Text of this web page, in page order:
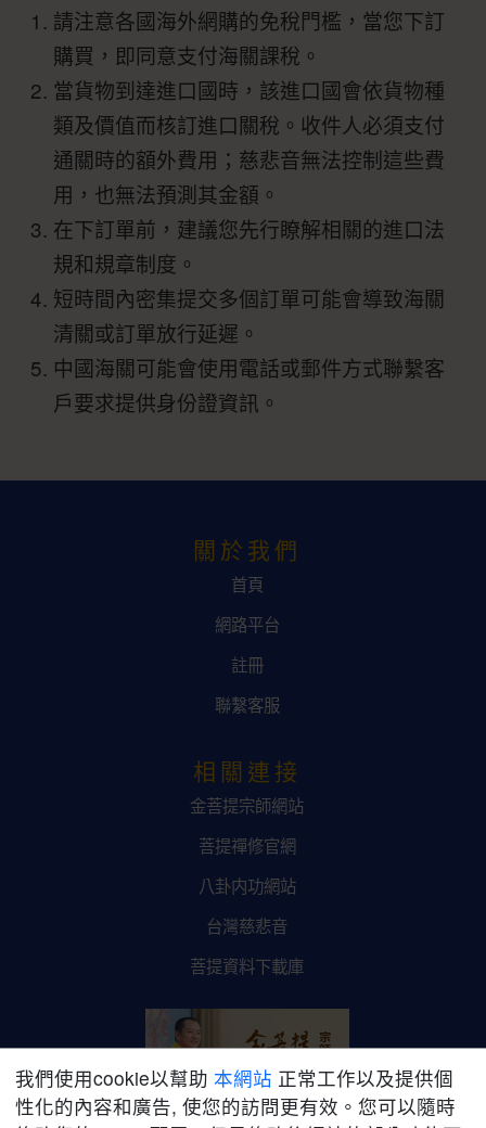
請注意各國海外網購的免稅門檻，當您下訂
購買，即同意支付海關課稅。
當貨物到達進口國時，該進口國會依貨物種
類及價值而核訂進口關稅。收件人必須支付
通關時的額外費用；慈悲音無法控制這些費
用，也無法預測其金額。
在下訂單前，建議您先行瞭解相關的進口法
規和規章制度。
短時間內密集提交多個訂單可能會導致海關
清關或訂單放行延遲。
中國海關可能會使用電話或郵件方式聯繫客
戶要求提供身份證資訊。
關於我們
首頁
網路平台
註冊
聯繫客服
相關連接
金菩提宗師網站
菩提禪修官網
八卦内功網站
台灣慈悲音
菩提資料下載庫
我們使用cookie以幫助 本網站 正常工作以及提供個
性化的內容和廣告, 使您的訪問更有效。您可以隨時